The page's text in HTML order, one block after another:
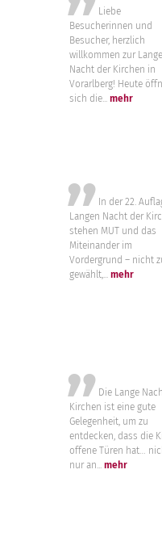
”
Liebe
Besucherinnen und
Besucher, herzlich
willkommen zur
Nacht der Kirchen in
Vorarlberg! Heute
sich die... mehr
”
In der 22.
Langen Nacht der
stehen MUT und das
Miteinander im
Vordergrund – nicht
gewählt,... mehr
”
Die Lange
Kirchen ist eine gute
Gelegenheit, um zu
entdecken, dass die
offene Türen hat…
nur an... mehr